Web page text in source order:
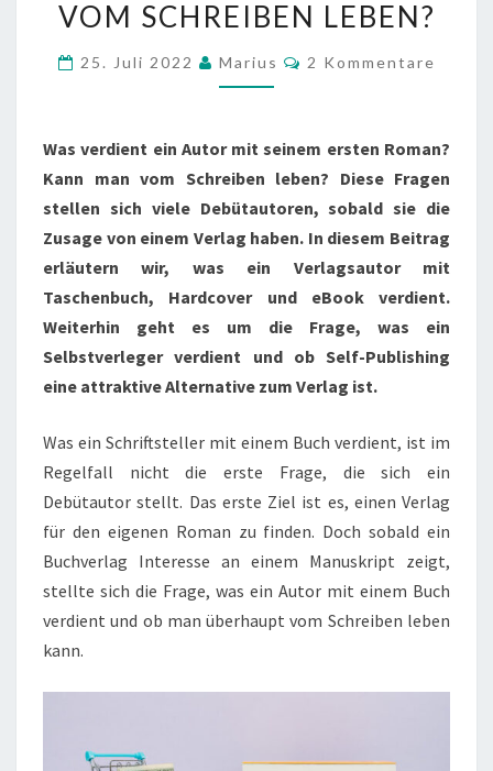
AUTOR
KANN
SCHREIBEN
LEBEN?
VOM SCHREIBEN LEBEN?
25. Juli 2022 Marius Kommentare
2 Kommentare
Was verdient ein Autor mit seinem ersten Roman?
Kann man vom Schreiben leben? Diese Fragen
stellen sich viele Debütautoren, sobald sie die
Zusage von einem Verlag haben. In diesem Beitrag
erläutern wir, was ein Verlagsautor mit
Taschenbuch, Hardcover und eBook verdient.
Weiterhin geht es um die Frage, was ein
Selbstverleger verdient und ob Self-Publishing
eine attraktive Alternative zum Verlag ist.
Was ein Schriftsteller mit einem Buch verdient, ist im
Regelfall nicht die erste Frage, die sich ein
Debütautor stellt. Das erste Ziel ist es, einen Verlag
für den eigenen Roman zu finden. Doch sobald ein
Buchverlag Interesse an einem Manuskript zeigt,
stellte sich die Frage, was ein Autor mit einem Buch
verdient und ob man überhaupt vom Schreiben leben
kann.